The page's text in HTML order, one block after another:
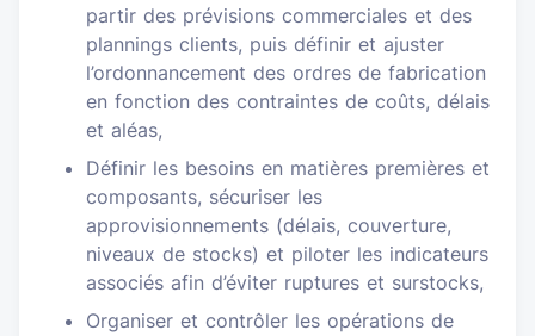
partir des prévisions commerciales et des
plannings clients, puis définir et ajuster
l’ordonnancement des ordres de fabrication
en fonction des contraintes de coûts, délais
et aléas,
Définir les besoins en matières premières et
composants, sécuriser les
approvisionnements (délais, couverture,
niveaux de stocks) et piloter les indicateurs
associés afin d’éviter ruptures et surstocks,
Organiser et contrôler les opérations de